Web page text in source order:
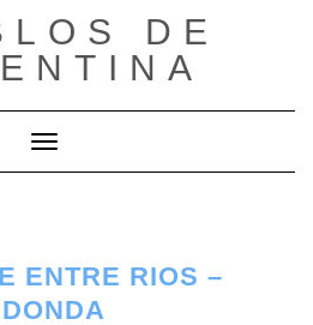
DE
Cambiar modo de navegación
ENTRE RIOS –